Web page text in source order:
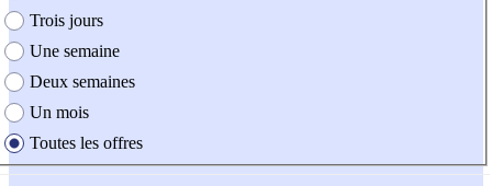
Trois jours
Une semaine
Deux semaines
Un mois
Toutes les offres